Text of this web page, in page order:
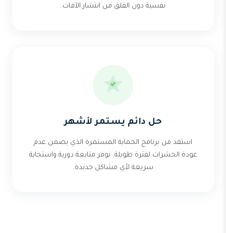
نفسية دون القلق من انتشار الآفات.
حل دائم يستمر لأشهر
استفد من برنامج الحماية المستمرة الذي يضمن عدم
عودة الحشرات لفترة طويلة. نوفر متابعة دورية واستجابة
سريعة لأي مشاكل جديدة.